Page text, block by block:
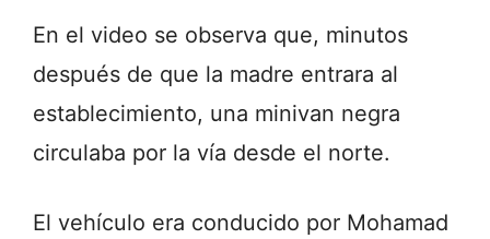
En el video se observa que, minutos
después de que la madre entrara al
establecimiento, una minivan negra
circulaba por la vía desde el norte.
El vehículo era conducido por Mohamad